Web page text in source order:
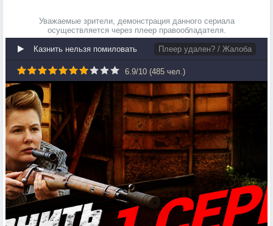
Уважаемые зрители, демонстрация данного сериала
осуществляется через плеер правообладателя.
Казнить нельзя помиловать Плеер удален? / Жалоба
6.9/10 (485 чел.)